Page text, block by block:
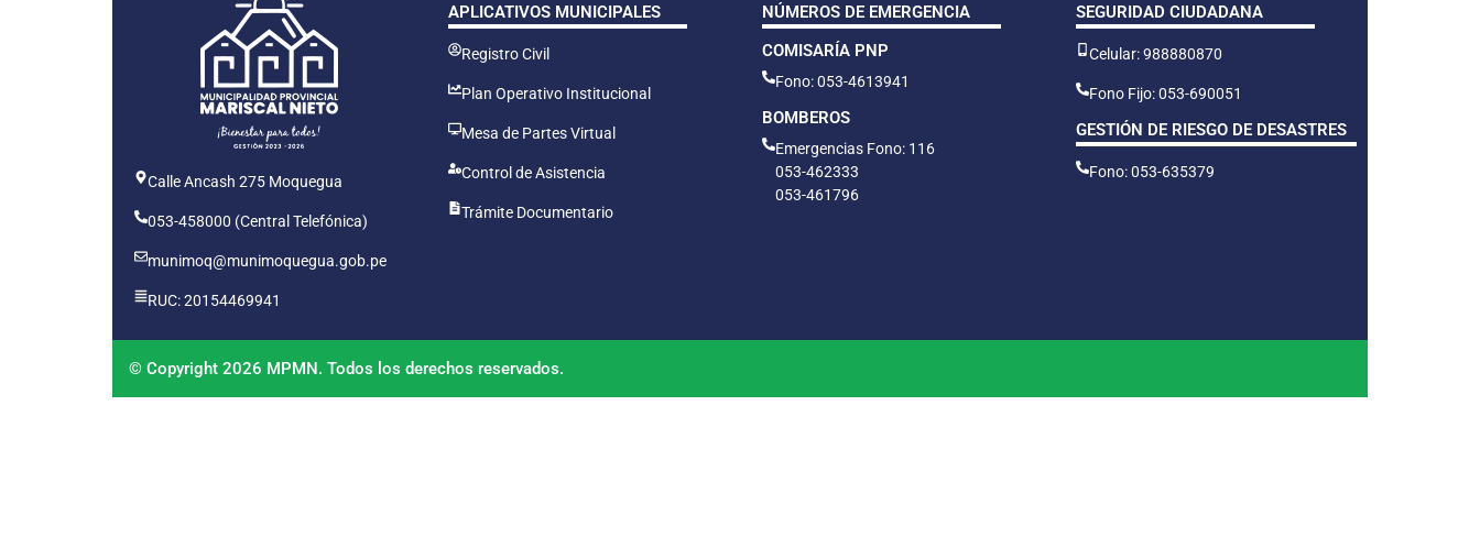
Calle Ancash 275 Moquegua
053-458000 (Central Telefónica)
munimoq@munimoquegua.gob.pe
RUC: 20154469941
APLICATIVOS MUNICIPALES
Registro Civil
Plan Operativo Institucional
Mesa de Partes Virtual
Control de Asistencia
Trámite Documentario
NÚMEROS DE EMERGENCIA
COMISARÍA PNP
Fono: 053-4613941
BOMBEROS
Emergencias Fono: 116
053-462333
053-461796
SEGURIDAD CIUDADANA
Celular: 988880870
Fono Fijo: 053-690051
GESTIÓN DE RIESGO DE DESASTRES
Fono: 053-635379
© Copyright 2026 MPMN. Todos los derechos reservados.